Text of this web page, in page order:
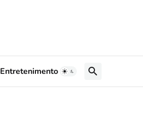
Entretenimento